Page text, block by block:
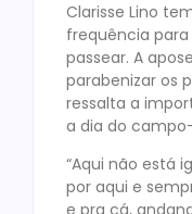
Clarisse Lino
frequência
passear. A
parabenizar os
ressalta a
a dia do
“Aqui não está
por aqui e